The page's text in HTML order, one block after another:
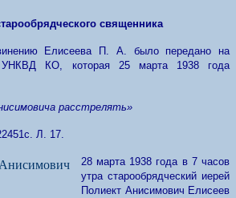
священника
Елисеева П. А. было передано на
УНКВД КО, которая 25 марта 1938 года
расстрелять»
Л. 17.
28 марта 1938 года в 7 часов
утра старообрядческий иерей
Полиект Анисимович Елисеев